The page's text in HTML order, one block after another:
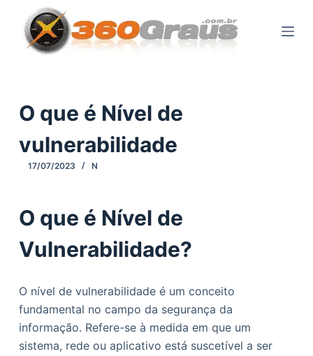
p
o
ú
d
o
O que é Nível de
vulnerabilidade
17/07/2023 N
O que é Nível de
Vulnerabilidade?
O nível de vulnerabilidade é um conceito
fundamental no campo da segurança da
informação. Refere-se à medida em que um
sistema, rede ou aplicativo está suscetível a ser